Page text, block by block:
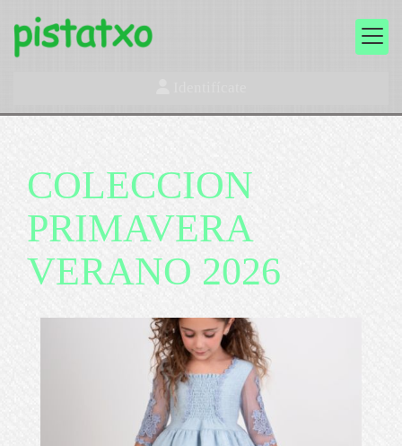
COLECCION
PRIMAVERA
VERANO 2026